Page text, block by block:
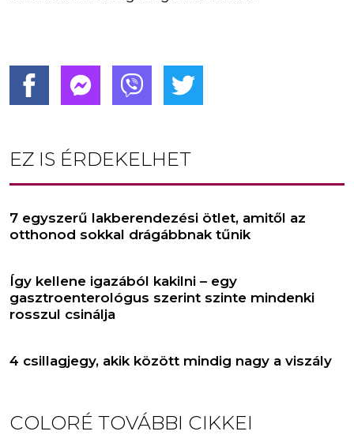
EZ IS ÉRDEKELHET
7 egyszerű lakberendezési ötlet, amitől az
otthonod sokkal drágábbnak tűnik
Így kellene igazából kakilni – egy
gasztroenterológus szerint szinte mindenki
rosszul csinálja
4 csillagjegy, akik között mindig nagy a viszály
COLORÉ TOVÁBBI CIKKEI